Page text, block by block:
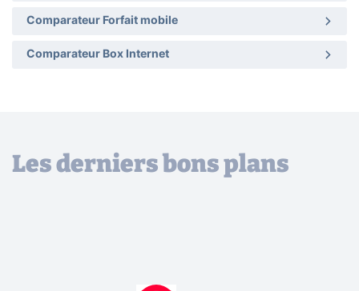
Comparateur Forfait mobile
Comparateur Box Internet
Les derniers bons plans